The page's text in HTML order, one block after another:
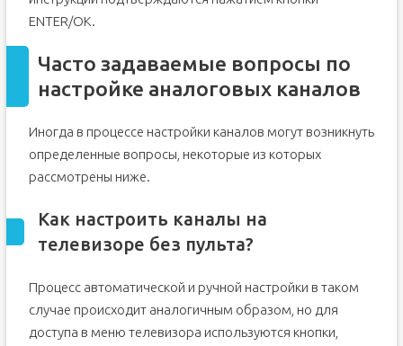
ENTER/OK.
Часто задаваемые вопросы по
настройке аналоговых каналов
Иногда в процессе настройки каналов могут возникнуть
определенные вопросы, некоторые из которых
рассмотрены ниже.
Как настроить каналы на
телевизоре без пульта?
Процесс автоматической и ручной настройки в таком
случае происходит аналогичным образом, но для
доступа в меню телевизора используются кнопки,